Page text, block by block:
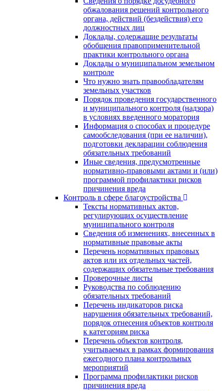
обжалования решений контрольного
органа, действий (бездействия) его
должностных лиц
Доклады, содержащие результаты
обобщения правоприменительной
практики контрольного органа
Доклады о муниципальном земельном
контроле
Что нужно знать правообладателям
земельных участков
Порядок проведения государственного
и муниципального контроля (надзора)
в условиях введенного моратория
Информация о способах и процедуре
самообследования (при ее наличии),
подготовки декларации соблюдения
обязательных требований
Иные сведения, предусмотренные
нормативно-правовыми актами и (или)
программой профилактики рисков
причинения вреда
Контроль в сфере благоустройства
Тексты нормативных актов,
регулирующих осуществление
муниципального контроля
Сведения об изменениях, внесенных в
нормативные правовые акты
Перечень нормативных правовых
актов или их отдельных частей,
содержащих обязательные требования
Проверочные листы
Руководства по соблюдению
обязательных требований
Перечень индикаторов риска
нарушения обязательных требований,
порядок отнесения объектов контроля
к категориям риска
Перечень объектов контроля,
учитываемых в рамках формирования
ежегодного плана контрольных
мероприятий
Программа профилактики рисков
причинения вреда